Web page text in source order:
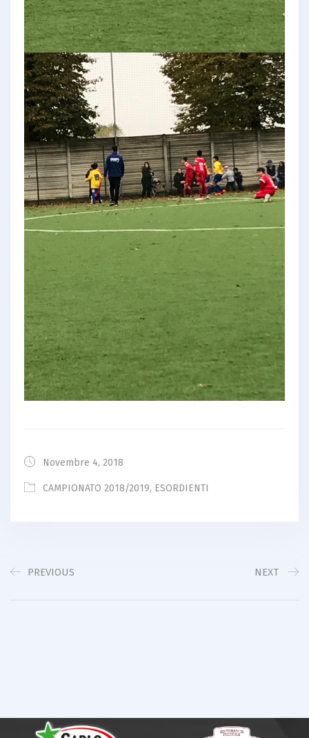
Novembre 4, 2018
CAMPIONATO 2018/2019, ESORDIENTI
PREVIOUS NEXT